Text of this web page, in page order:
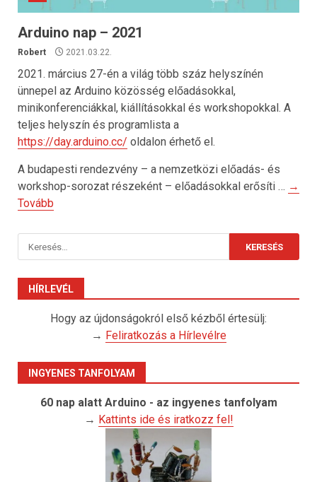
Arduino nap – 2021
Robert 2021.03.22.
2021. március 27-én a világ több száz helyszínén
ünnepel az Arduino közösség előadásokkal,
minikonferenciákkal, kiállításokkal és workshopokkal. A
teljes helyszín és programlista a
https://day.arduino.cc/ oldalon érhető el.
A budapesti rendezvény – a nemzetközi előadás- és
workshop-sorozat részeként – előadásokkal erősíti … →
Tovább
Keresés:
HÍRLEVÉL
Hogy az újdonságokról első kézből értesülj:
→ Feliratkozás a Hírlevélre
INGYENES TANFOLYAM
60 nap alatt Arduino - az ingyenes tanfolyam
→ Kattints ide és iratkozz fel!